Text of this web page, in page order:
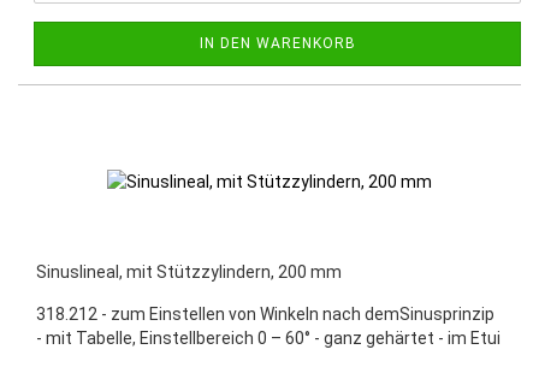
IN DEN WARENKORB
Sinuslineal, mit Stützzylindern, 200 mm
318.212 - zum Einstellen von Winkeln nach demSinusprinzip
- mit Tabelle, Einstellbereich 0 – 60° - ganz gehärtet - im Etui